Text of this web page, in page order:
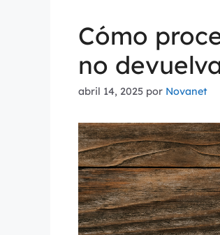
Cómo
no
abril 14, 2025 por Novanet